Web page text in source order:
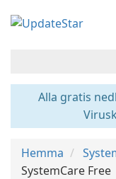
Alla gratis
Hemma
SystemCare Free